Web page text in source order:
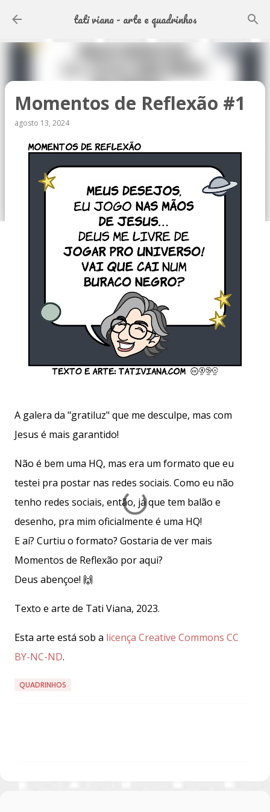
Pular para o conteúdo principal
tati viana - arte e quadrinhos
Momentos de Reflexão #1
agosto 13, 2024
A galera da "gratiluz" que me desculpe, mas com
Jesus é mais garantido!
Não é bem uma HQ, mas era um formato que eu
testei pra postar nas redes sociais. Como eu não
tenho redes sociais, então, já que tem balão e
desenho, pra mim oficialmente é uma HQ!
E aí? Curtiu o formato? Gostaria de ver mais
Momentos de Reflexão por aqui?
Deus abençoe! 🙌
Texto e arte de Tati Viana, 2023.
Esta arte está sob a licença Creative Commons CC
BY-NC-ND.
QUADRINHOS